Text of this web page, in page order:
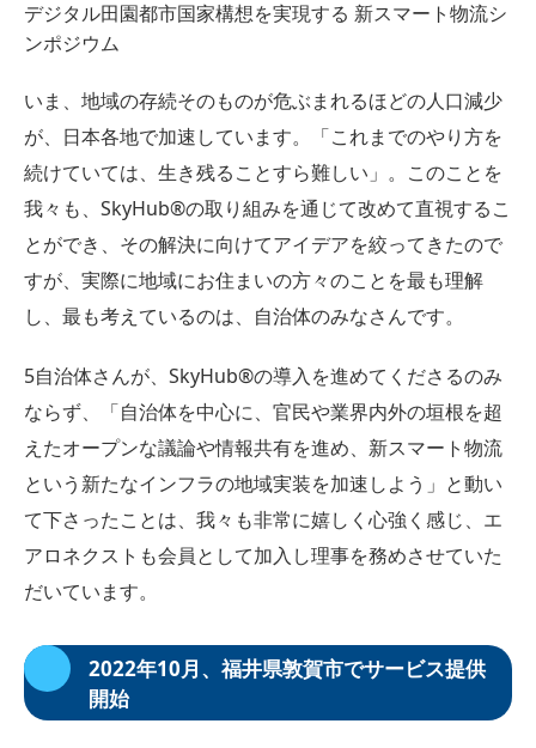
デジタル田園都市国家構想を実現する 新スマート物流シ
ンポジウム
いま、地域の存続そのものが危ぶまれるほどの人口減少
が、日本各地で加速しています。「これまでのやり方を
続けていては、生き残ることすら難しい」。このことを
我々も、SkyHub®︎の取り組みを通じて改めて直視するこ
とができ、その解決に向けてアイデアを絞ってきたので
すが、実際に地域にお住まいの方々のことを最も理解
し、最も考えているのは、自治体のみなさんです。
5自治体さんが、SkyHub®︎の導入を進めてくださるのみ
ならず、「自治体を中心に、官民や業界内外の垣根を超
えたオープンな議論や情報共有を進め、新スマート物流
という新たなインフラの地域実装を加速しよう」と動い
て下さったことは、我々も非常に嬉しく心強く感じ、エ
アロネクストも会員として加入し理事を務めさせていた
だいています。
2022年10月、福井県敦賀市でサービス提供
開始